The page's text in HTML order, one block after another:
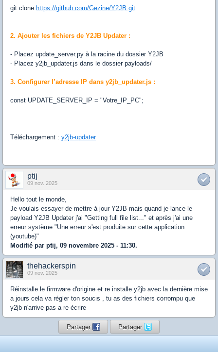
git clone https://github.com/Gezine/Y2JB.git
2. Ajouter les fichiers de Y2JB Updater :
- Placez update_server.py à la racine du dossier Y2JB
- Placez y2jb_updater.js dans le dossier payloads/
3. Configurer l’adresse IP dans y2jb_updater.js :
const UPDATE_SERVER_IP = "Votre_IP_PC";
Téléchargement : y2jb-updater
ptij
09 nov. 2025
Hello tout le monde,
Je voulais essayer de mettre à jour Y2JB mais quand je lance le
payload Y2JB Updater j'ai "Getting full file list..." et après j'ai une
erreur système "Une erreur s'est produite sur cette application
(youtube)"
Modifié par ptij, 09 novembre 2025 - 11:30.
thehackerspin
09 nov. 2025
Réinstalle le firmware d'origine et re installe y2jb avec la dernière mise
a jours cela va régler ton soucis , tu as des fichiers corrompu que
y2jb n'arrive pas a re écrire
Partager Partager